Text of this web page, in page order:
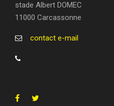
stade Albert DOMEC
11000 Carcassonne
contact e-mail